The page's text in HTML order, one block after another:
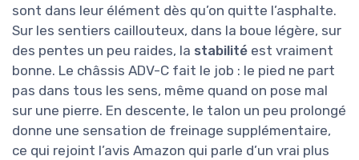
sont dans leur élément dès qu’on quitte l’asphalte.
Sur les sentiers caillouteux, dans la boue légère, sur
des pentes un peu raides, la stabilité est vraiment
bonne. Le châssis ADV-C fait le job : le pied ne part
pas dans tous les sens, même quand on pose mal
sur une pierre. En descente, le talon un peu prolongé
donne une sensation de freinage supplémentaire,
ce qui rejoint l’avis Amazon qui parle d’un vrai plus